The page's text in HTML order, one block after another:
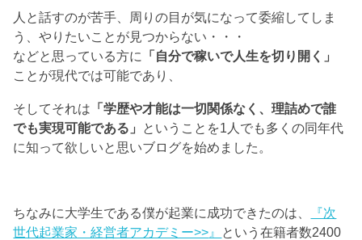
人と話すのが苦手、周りの目が気になって委縮してしま
う、やりたいことが見つからない・・・
などと思っている方に
「自分で稼いで人生を切り開く」
ことが現代では可能であり、
そしてそれは 「学歴や才能は一切関係なく、理詰めで誰
でも実現可能である」 ということを1人でも多くの同年代
に知って欲しいと思いブログを始めました。
ちなみに大学生である僕が起業に成功できたのは、
『次
世代起業家・経営者アカデミー>> 』
という在籍者数2400